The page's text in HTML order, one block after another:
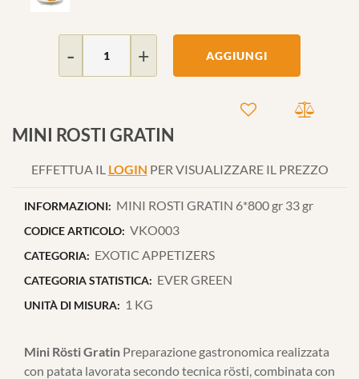
AGGIUNGI
MINI ROSTI GRATIN
EFFETTUA IL LOGIN PER VISUALIZZARE IL PREZZO
INFORMAZIONI: MINI ROSTI GRATIN 6*800 gr 33 gr
CODICE ARTICOLO: VKO003
CATEGORIA: EXOTIC APPETIZERS
CATEGORIA STATISTICA: EVER GREEN
UNITÀ DI MISURA: 1 KG
Mini Rösti Gratin Preparazione gastronomica realizzata
con patata lavorata secondo tecnica rösti, combinata con